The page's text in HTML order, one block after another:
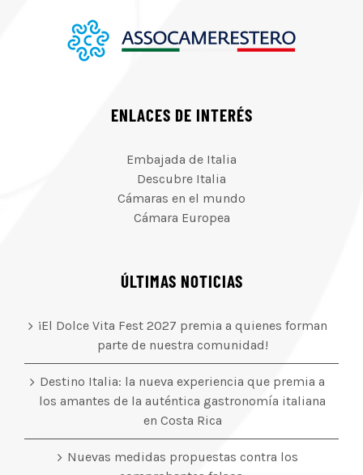
ENLACES DE INTERÉS
Embajada de Italia
Descubre Italia
Cámaras en el mundo
Cámara Europea
ÚLTIMAS NOTICIAS
¡El Dolce Vita Fest 2027 premia a quienes forman
parte de nuestra comunidad!
Destino Italia: la nueva experiencia que premia a
los amantes de la auténtica gastronomía italiana
en Costa Rica
Nuevas medidas propuestas contra los